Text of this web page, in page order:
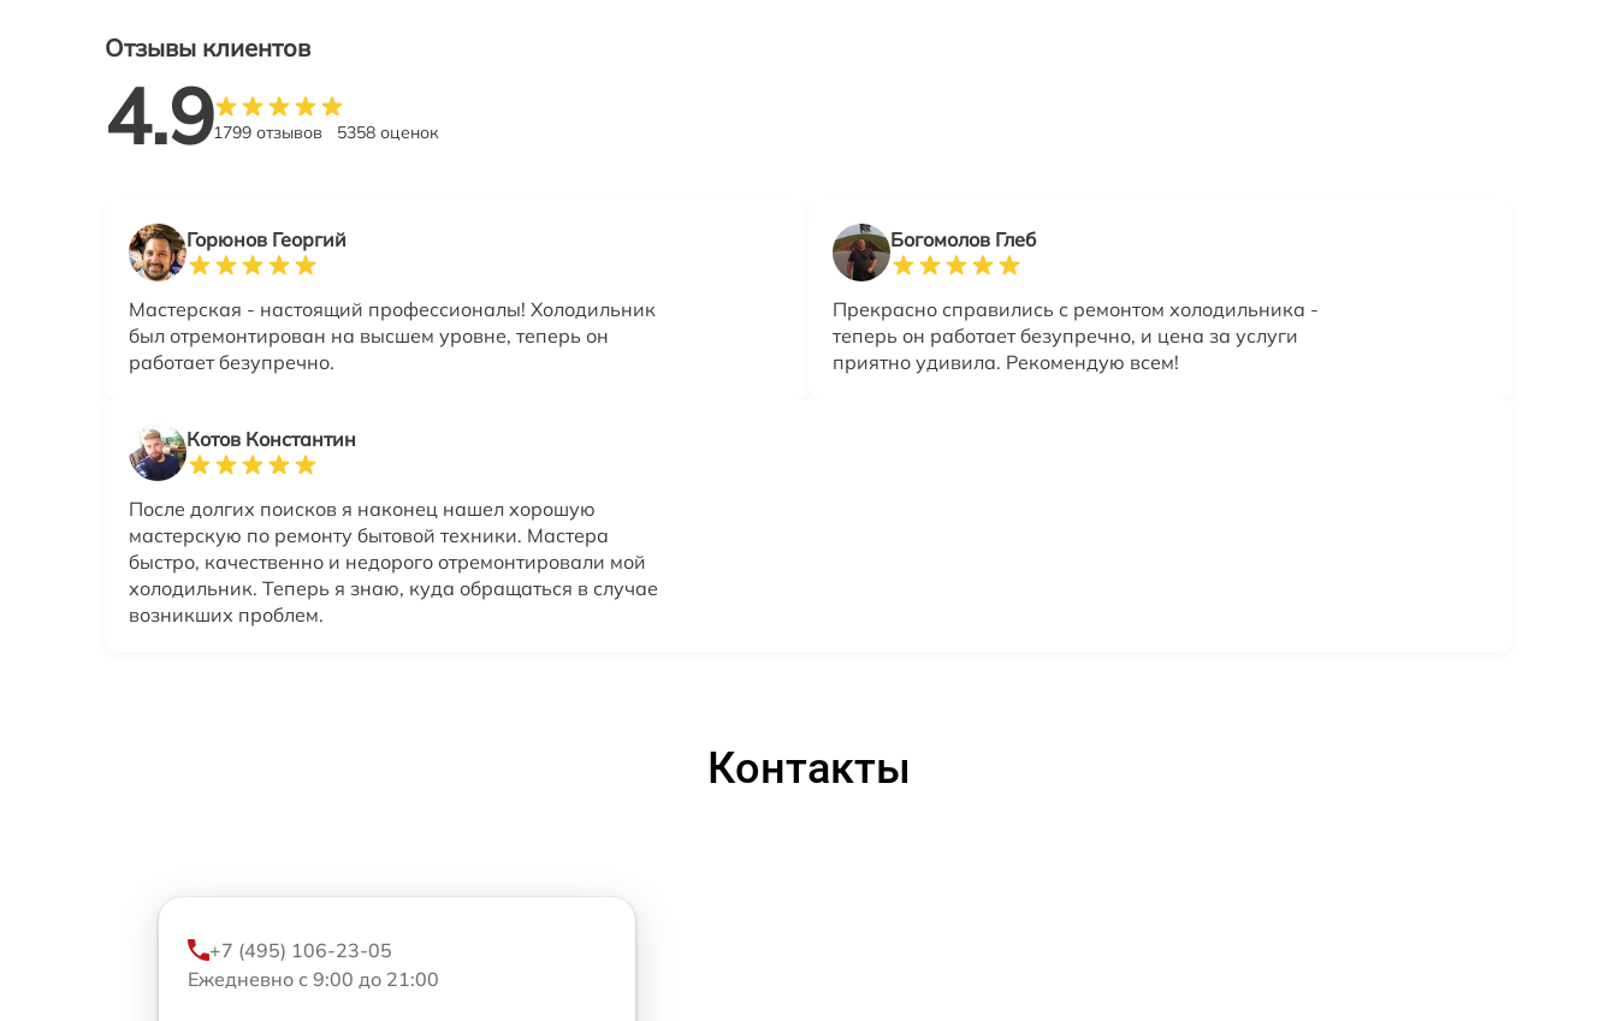
Отзывы клиентов
4.91799 отзывов 5358 оценок
Горюнов Георгий
Мастерская - настоящий профессионалы! Холодильник
был отремонтирован на высшем уровне, теперь он
работает безупречно.
Богомолов Глеб
Прекрасно справились с ремонтом холодильника -
теперь он работает безупречно, и цена за услуги
приятно удивила. Рекомендую всем!
Котов Константин
После долгих поисков я наконец нашел хорошую
мастерскую по ремонту бытовой техники. Мастера
быстро, качественно и недорого отремонтировали мой
холодильник. Теперь я знаю, куда обращаться в случае
возникших проблем.
Контакты
+7 (495) 106-23-05
Ежедневно с 9:00 до 21:00